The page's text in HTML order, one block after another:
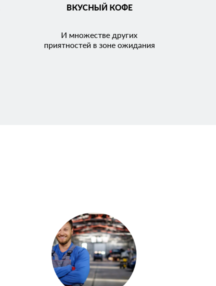
ВКУСНЫЙ КОФЕ
И множестве других
приятностей в зоне ожидания